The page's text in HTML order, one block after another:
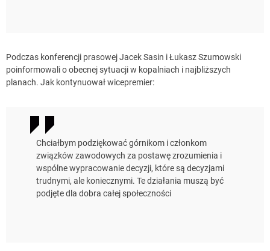
Podczas konferencji prasowej Jacek Sasin i Łukasz Szumowski
poinformowali o obecnej sytuacji w kopalniach i najbliższych
planach. Jak kontynuował wicepremier:
Chciałbym podziękować górnikom i członkom
związków zawodowych za postawę zrozumienia i
wspólne wypracowanie decyzji, które są decyzjami
trudnymi, ale koniecznymi. Te działania muszą być
podjęte dla dobra całej społeczności